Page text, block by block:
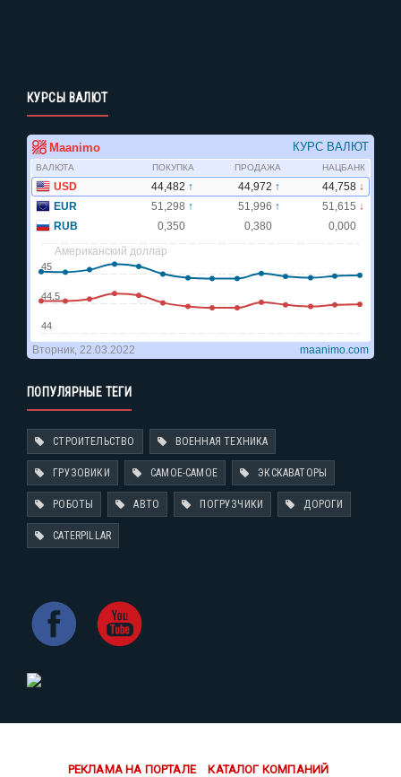
КУРСЫ ВАЛЮТ
ПОПУЛЯРНЫЕ ТЕГИ
СТРОИТЕЛЬСТВО ВОЕННАЯ ТЕХНИКА
ГРУЗОВИКИ САМОЕ-САМОЕ ЭКСКАВАТОРЫ
РОБОТЫ АВТО ПОГРУЗЧИКИ ДОРОГИ
CATERPILLAR
РЕКЛАМА НА ПОРТАЛЕ КАТАЛОГ КОМПАНИЙ